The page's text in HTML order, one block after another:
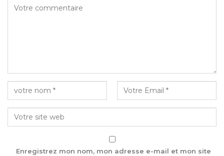
Enregistrez mon nom, mon adresse e-mail et mon site